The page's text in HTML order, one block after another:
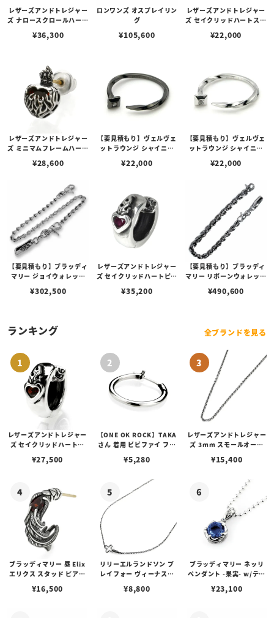
レザーズアンドトレジャー
ズ ナロースクロールハート
¥36,300
ロンワンズ オスプレイリン
グ
¥105,600
レザーズアンドトレジャー
ズ セイクリッドハートスタ
ト
¥22,000
レザーズアンドトレジャー
ズ ミニマムフレームハート
ット
¥28,600
【要見積もり】ヴェルヴェ
ットラウンジ シャイニー
リア キュービックジルコニ
¥22,000
【要見積もり】ヴェルヴェ
ットラウンジ シャイニー
リア キュービックジルコニ
¥22,000
【要見積もり】ブラッディ
マリー ジョイウォレット
¥302,500
レザーズアンドトレジャー
ズ セイクリッドハートピア
¥35,200
【要見積もり】ブラッディ
マリー リボーンウォレット
¥490,600
ランキング 全ブランドを見る
レザーズアンドトレジャー
ズ セイクリッドハートピ
¥27,500
【ONE OK ROCK】TAKA
さん 着用 ビビファイ フー
¥5,280
レザーズアンドトレジャー
ズ 3mm スモールオーバ
ブスタークラスプ＆LTロ
¥15,400
ブラッディマリー 昼 Elix
エリクス スタッド ピアス
¥16,500
リリーエルランドソン プ
レイフォー ヴィーナスチ
¥8,800
ブラッディマリー ネッリ
ペンダント -果実- w/ティ
¥23,100